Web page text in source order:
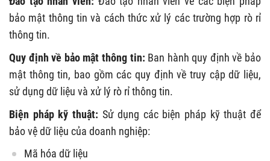
bảo mật thông tin và cách thức xử lý các trường hợp rò rỉ
thông tin.
Quy định về bảo mật thông tin: Ban hành quy định về bảo
mật thông tin, bao gồm các quy định về truy cập dữ liệu,
sử dụng dữ liệu và xử lý rò rỉ thông tin.
Biện pháp kỹ thuật: Sử dụng các biện pháp kỹ thuật để
bảo vệ dữ liệu của doanh nghiệp:
Mã hóa dữ liệu